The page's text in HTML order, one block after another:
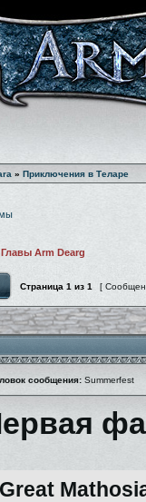
» Приключения в Теларе
Главы Arm Dearg
Страница 1 из 1 [
сообщения: Summerfest
Great